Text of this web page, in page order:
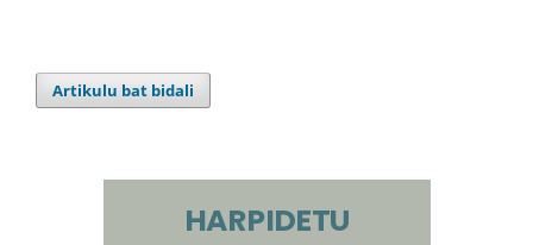
Artikulu bat bidali